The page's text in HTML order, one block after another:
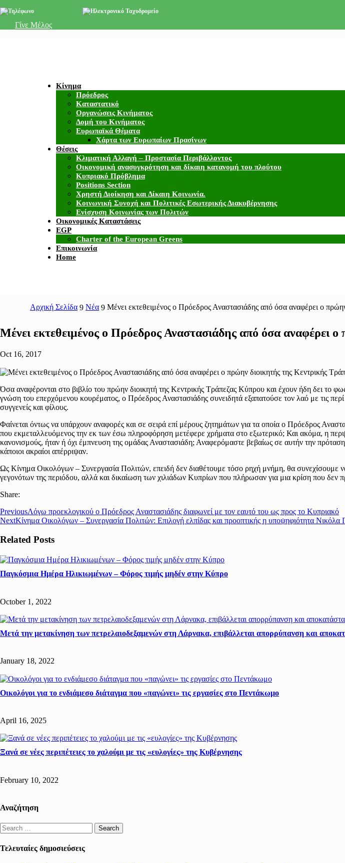
Γίνε Μέλος
Κίνημα
Πρόεδρος
Καταστατικό
Οργανώσεις Κινήματος
Δομή του Κινήματος
Ευρωπαϊκά Θέματα
Χάρτα των Ευρωπαίων Πρασίνων
Θέσεις
Κλιματική Αλλαγή – Προστασία Περιβάλλοντος
Οικονομική ανασυγκρότηση και δίκαιη κατανομή του πλούτου
Κυπριακό Πρόβλημα
Positions Section
Χρηστή Διοίκηση και Δίκαιη Κοινωνία.
Κοινωνική Συνοχή και Πολιτικές Εσωτερικής Διακυβέρνησης
Ενίσχυση Κοινωνίας των Πολιτών
Οικονομικές Καταστάσεις
EGP
Charter of the European Greens
Επικοινωνία
Home
Αρχική Σελίδα 9 Νέα 9 Μένει εκτεθειμένος ο Πρόεδρος Αναστασιάδης από όσα αναφέρει ο
Μένει εκτεθειμένος ο Πρόεδρος Αναστασιάδης από όσα αναφέρει
Oct 16, 2017
Όσα αναφέρονται στο βιβλίο του πρώην διοικητή της Κεντρικής Τράπεζας Κύπρου και έχουν ήδη δει το
γνώση του επερχόμενου κουρέματος, ο Πρόεδρος Αναστασιάδης συνειδητά εξαπατούσε τον λαό με τις
συγγενείς και φίλους.
Φαίνεται όντως να υπάρχουν αναφορές και σε σειρά επί μέρους ζητημάτων για τα οποία ο Πρόεδρος
που εκμεταλλευόμενος την εκ των έσω πληροφόρηση μετέφερε χρήματα στο εξωτερικό; Και ακόμα, η
κανονισμούς, ήταν ή όχι έμπνευση της ομάδας Αναστασιάδη; Αναφερόμαστε βεβαίως σε αυτήν την
κάποιοι ακραίοι απέρριψαν.
Ως Κίνημα Οικολόγων – Συνεργασία Πολιτών, επειδή δεν διαθέτουμε τόσο ρηχή μνήμη, θα
γεγονότων της περιόδου, αλλά και δικαίωση των χιλιάδων Κυπρίων που πλήρωσαν για μια κρίση που δεν
Share:
PreviousΛόγω προεκλογικού ο Πρόεδρος Αναστασιάδης διαφωνεί με τον εαυτό του ως προς το Κυπριακό
NextΚίνημα Οικολόγων – Συνεργασία Πολιτών: Επιλογή ελπίδας και προοπτικής η υποψηφιότητα
Related Posts
Παγκόσμια Ημέρα Ηλικιωμένων – Φόρος τιμής μηδέν στην Κύπρο
October 1, 2022
Μετά την μετακίνηση των πετρελαιοδεξαμενών στη Λάρνακα, επιβάλλεται απορρύπανση και
January 18, 2022
Οικολόγοι για το ενδιάμεσο διάταγμα που «παγώνει» τις εργασίες στο Πεντάκωμο
April 16, 2025
Ξανά σε νέες περιπέτειες το χαλούμι με τις «ευλογίες» της Κυβέρνησης
February 10, 2022
Αναζήτηση
Search
for:
Τελευταίες δημοσιεύσεις